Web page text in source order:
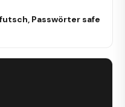
Passwörter safe